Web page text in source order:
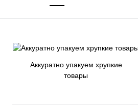
Аккуратно упакуем хрупкие
товары